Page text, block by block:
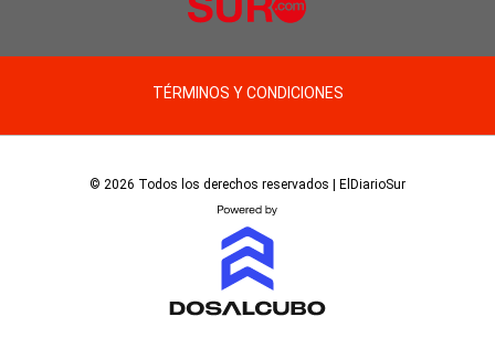
TÉRMINOS Y CONDICIONES
© 2026 Todos los derechos reservados | ElDiarioSur